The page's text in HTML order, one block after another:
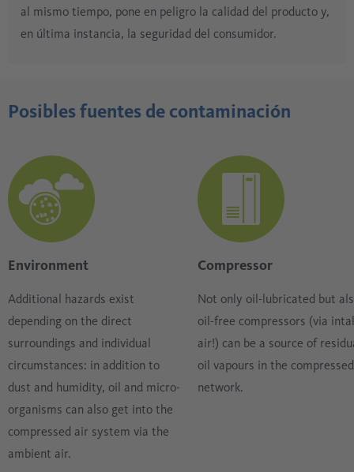
al mismo tiempo, pone en peligro la calidad del producto y,
en última instancia, la seguridad del consumidor.
Posibles fuentes de contaminación
Environment
Additional hazards exist
depending on the direct
surroundings and individual
circumstances: in addition to
dust and humidity, oil and micro-
organisms can also get into the
compressed air system via the
ambient air.
Compressor
Not only oil-lubricated but
oil-free compressors (via
air!) can be a source of
oil vapours in the
network.